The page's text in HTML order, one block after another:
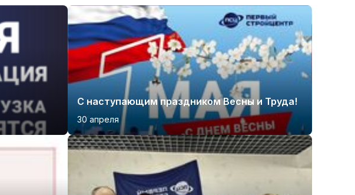
С наступающим праздником Весны и Труда!
30 апреля